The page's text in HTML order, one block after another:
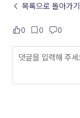
← 목록으로 돌아가기
0 0 0